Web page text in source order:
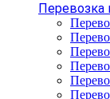
Перевозка